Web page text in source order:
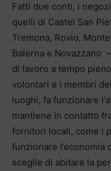
Fatti due conti, i
quelli di Castel San
Tremona, Rovio,
Balerna e Novazzano
di lavoro a tempo
volontari e i membri
luoghi, fa funzionare
mantiene in contatto
fornitori locali, come i
funzionare l’economia
sceglie di abitare la